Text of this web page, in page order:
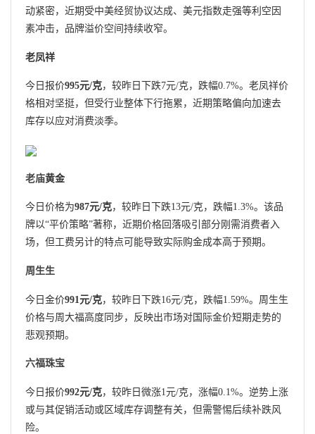
动紧密，近期受中美经贸协议达成、美元指数走强等利空因
素冲击，品牌溢价空间持续收窄。
老凤祥
今日报价995元/克，较昨日下跌7元/克，跌幅0.7%。老凤祥价
格相对坚挺，但受行业整体下行拖累，近期策略偏向加速去
库存以应对消费淡季。
老庙黄金
今日价格为987元/克，较昨日下跌13元/克，跌幅1.3%。该品
牌以“平价策略”著称，近期价格回落吸引部分刚需消费者入
场，但工费另计的特点可能导致实际购金成本高于预期。
周生生
今日金价991元/克，较昨日下跌16元/克，跌幅1.59%。周生生
价格与周大福高度同步，反映出市场对国际金价短期走势的
悲观预期。
六福珠宝
今日报价992元/克，较昨日微涨1元/克，涨幅0.1%。逆势上涨
或与其促销活动或区域库存调整有关，但需警惕后续补跌风
险。